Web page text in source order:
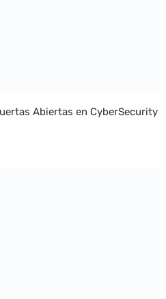
Abiertas en CyberSecurity